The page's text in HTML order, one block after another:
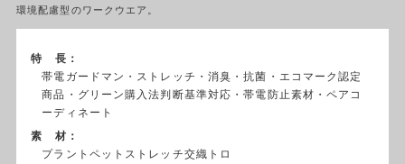
環境配慮型のワークウエア。
特 長：
帯電ガードマン・ストレッチ・消臭・抗菌・エコマーク認定
商品・グリーン購入法判断基準対応・帯電防止素材・ペアコ
ーディネート
素 材：
プラントペットストレッチ交織トロ